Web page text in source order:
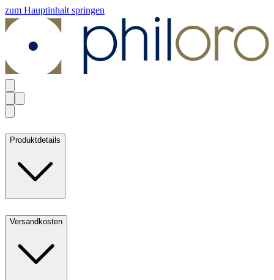
zum Hauptinhalt springen
Produktdetails
Versandkosten